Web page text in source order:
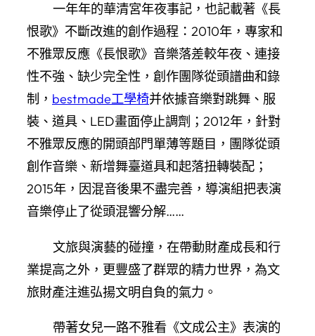
一年年的華清宮年夜事記，也記載著《長
恨歌》不斷改進的創作過程：2010年，專家和
不雅眾反應《長恨歌》音樂落差較年夜、連接
性不強、缺少完全性，創作團隊從頭譜曲和錄
制， bestmade工學椅并依據音樂對跳舞、服
裝、道具、LED畫面停止調劑；2012年，針對
不雅眾反應的開頭部門單薄等題目，團隊從頭
創作音樂、新增舞臺道具和起落扭轉裝配；
2015年，因混音後果不盡完善，導演組把表演
音樂停止了從頭混響分解……
文旅與演藝的碰撞，在帶動財產成長和行
業提高之外，更豐盛了群眾的精力世界，為文
旅財產注進弘揚文明自負的氣力。
帶著女兒一路不雅看《文成公主》表演的